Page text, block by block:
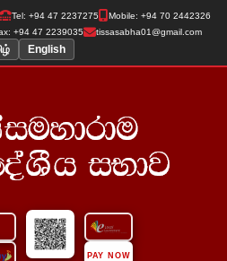
Tel: +94 47 2237275
Mobile: +94 70 2442326
+94 47 2239035 tissasabha01@gmail.com
English
PAY NOW